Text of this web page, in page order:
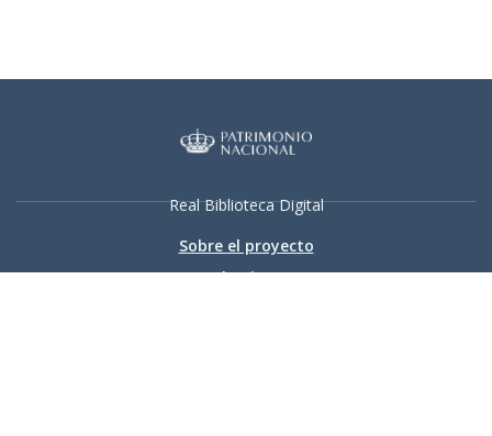
Real Biblioteca Digital
Sobre el proyecto
Colecciones